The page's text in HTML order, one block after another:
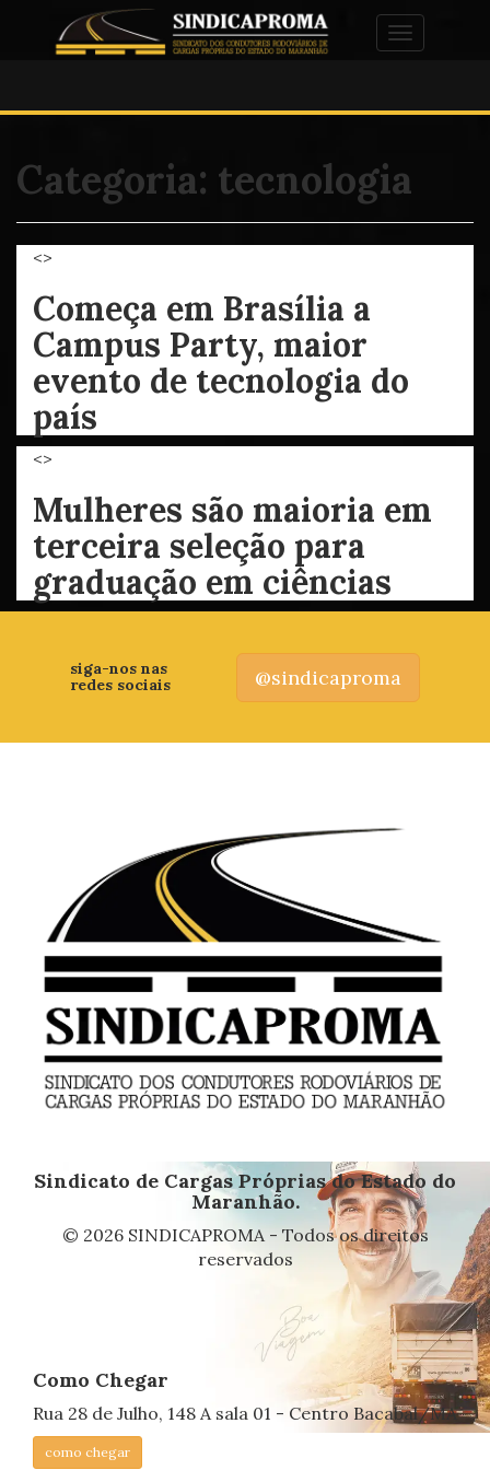
Alternar
Categoria: tecnologia
<>
Começa em Brasília a
Campus Party, maior
evento de tecnologia do
país
<>
Mulheres são maioria em
terceira seleção para
graduação em ciências
siga-nos nas
redes sociais
@sindicaproma
Sindicato de Cargas Próprias do Estado do
Maranhão.
© 2026 SINDICAPROMA - Todos os direitos
reservados
Como Chegar
Rua 28 de Julho, 148 A sala 01 - Centro Bacabal/MA
como chegar